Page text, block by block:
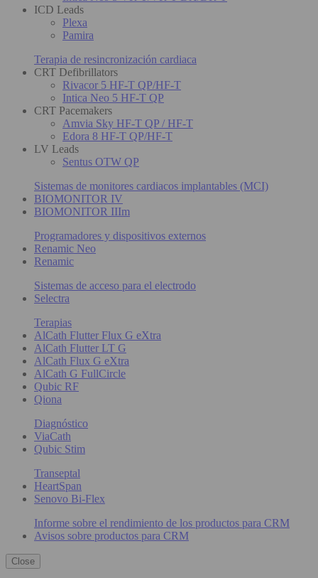
ICD Leads
Plexa
Pamira
Terapia de resincronización cardiaca
CRT Defibrillators
Rivacor 5 HF-T QP/HF-T
Intica Neo 5 HF-T QP
CRT Pacemakers
Amvia Sky HF-T QP / HF-T
Edora 8 HF-T QP/HF-T
LV Leads
Sentus OTW QP
Sistemas de monitores cardiacos implantables (MCI)
BIOMONITOR IV
BIOMONITOR IIIm
Programadores y dispositivos externos
Renamic Neo
Renamic
Sistemas de acceso para el electrodo
Selectra
Terapias
AlCath Flutter Flux G eXtra
AlCath Flutter LT G
AlCath Flux G eXtra
AlCath G FullCircle
Qubic RF
Qiona
Diagnóstico
ViaCath
Qubic Stim
Transeptal
HeartSpan
Senovo Bi-Flex
Informe sobre el rendimiento de los productos para CRM
Avisos sobre productos para CRM
Close